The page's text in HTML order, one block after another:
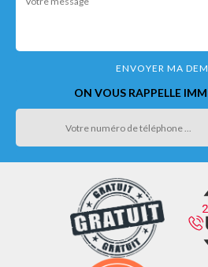
ON VOUS RAPPELLE